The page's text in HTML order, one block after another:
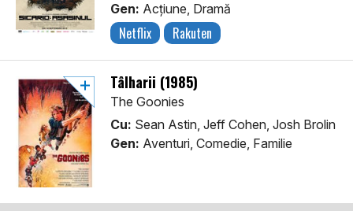
Gen: Acţiune, Dramă
Netflix Rakuten
Tâlharii (1985)
The Goonies
Cu: Sean Astin, Jeff Cohen, Josh Brolin
Gen: Aventuri, Comedie, Familie